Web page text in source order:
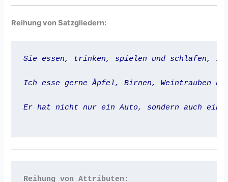
Reihung von Satzgliedern:
Sie essen, trinken, spielen und schlafen,
Ich esse gerne Äpfel, Birnen, Weintrauben
Er hat nicht nur ein Auto, sondern auch ein
Reihung von Attributen: